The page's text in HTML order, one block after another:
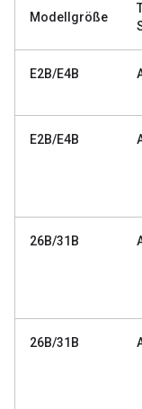
Modellgröße
E2B/E4B
E2B/E4B
26B/31B
26B/31B